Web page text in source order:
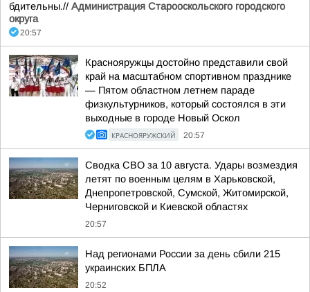
бдительны.// Администрация Старооскольского городского
округа
20:57
Краснояружцы достойно представили свой
край на масштабном спортивном празднике
— Пятом областном летнем параде
физкультурников, который состоялся в эти
выходные в городе Новый Оскол
КРАСНОЯРУЖСКИЙ 20:57
Сводка СВО за 10 августа. Удары возмездия
летят по военным целям в Харьковской,
Днепропетровской, Сумской, Житомирской,
Черниговской и Киевской областях
20:57
Над регионами России за день сбили 215
украинских БПЛА
20:52